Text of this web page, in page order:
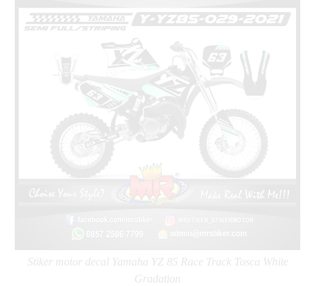
Stiker motor decal Yamaha YZ 85 Race Track Tosca White
Gradation